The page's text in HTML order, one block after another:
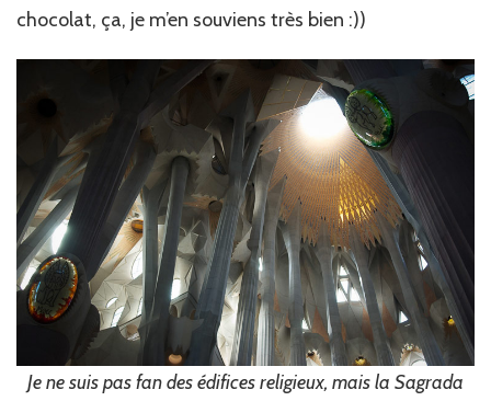
chocolat, ça, je m’en souviens très bien :))
Je ne suis pas fan des édifices religieux, mais la Sagrada